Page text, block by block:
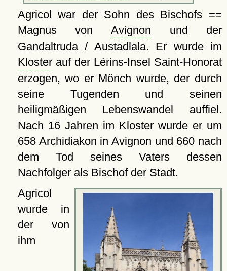
Agricol war der Sohn des Bischofs ==
Magnus vonAvignon und der
Gandaltruda / Austadlala. Er wurde im
Klosterauf der Lérins-Insel Saint-Honorat
erzogen, wo er Mönch wurde, der durch
seine Tugenden und seinen
heiligmäßigen Lebenswandel auffiel.
Nach 16 Jahren im Kloster wurde er um
658 Archidiakon in Avignon und 660 nach
dem Tod seines Vaters dessen
Nachfolger als Bischof der Stadt.
Agricol
wurde in
der von
ihm